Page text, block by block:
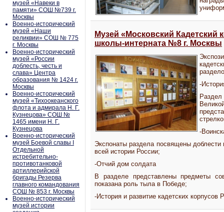
музей «Навеки в
памяти» СОШ №739 г.
Москвы
Военно-исторический
музей «Наши
реликвии» СОШ № 775
г. Москвы
Военно-исторический
музей «России
доблесть, честь и
слава» Центра
образования № 1424 г.
Москвы
Военно-исторический
музей «Тихоокеанского
флота и адмирала Н. Г.
Кузнецова» СОШ №
1465 имени Н. Г.
Кузнецова
Военно-исторический
музей Боевой славы I
Отдельной
истребительно-
противотанковой
артиллерийской
бригады Резерва
главного командования
СОШ № 853 г. Москвы
Военно-исторический
музей истории
Музей «Московский Кадетский
школы-интерната №8 г. Москвы
-
-
Экспонаты раздела посвящены
всей истории России;
-Отчий дом солдата
В разделе представлены предметы
показана роль тыла в Победе;
-История и развитие кадетских корпусов